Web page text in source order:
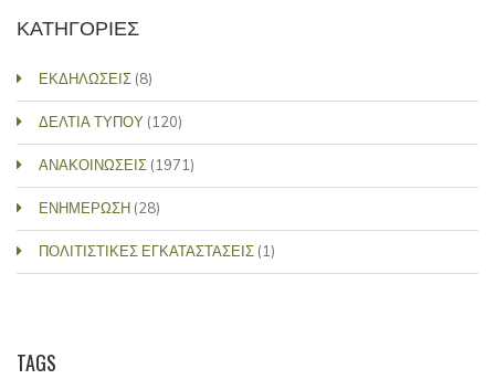
ΚΑΤΗΓΟΡΙΕΣ
ΕΚΔΗΛΩΣΕΙΣ (8)
ΔΕΛΤΙΑ ΤΥΠΟΥ (120)
ΑΝΑΚΟΙΝΩΣΕΙΣ (1971)
ΕΝΗΜΕΡΩΣΗ (28)
ΠΟΛΙΤΙΣΤΙΚΕΣ ΕΓΚΑΤΑΣΤΑΣΕΙΣ (1)
TAGS